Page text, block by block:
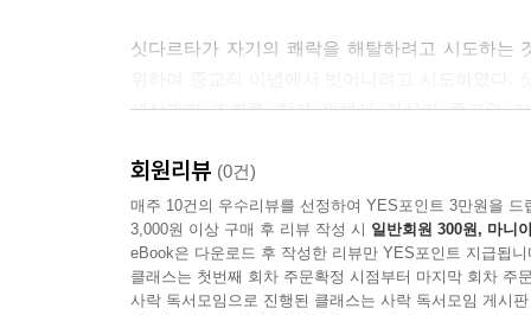
싯다르타가 자기의 쾌락을 해탈하려고 시도하
세상과의 조화를 찾기 위해서 자신의 종교와
더 잘 설명해 주는 신앙에 대한 재구성을 통해서 조
회원리뷰 (0건)
매주 10건의 우수리뷰를 선정하여 YES포인트 3만원을 드
3,000원 이상 구매 후 리뷰 작성 시 일반회원 300원, 마니
eBook은 다운로드 후 작성한 리뷰만 YES포인트 지급됩니
클래스는 첫번째 회차 주문확정 시점부터 마지막 회차 주
사락 독서모임으로 진행된 클래스는 사락 독서모임 게시